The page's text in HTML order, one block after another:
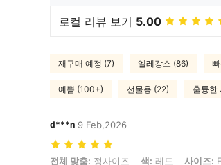
로컬 리뷰 보기 5.00
재구매 예정 (7) 엘레강스 (86)
예쁨 (100+) 선물용 (22) 훌륭한
d***n 9 Feb,2026
전체 맞춤: 정사이즈, 색: 레드, 사이즈: EUR39
전체 맞춤: 정사이즈 색: 레드 사이즈: